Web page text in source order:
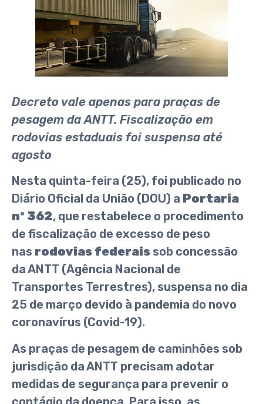
Decreto vale apenas para praças de
pesagem da ANTT. Fiscalização em
rodovias estaduais foi suspensa até
agosto
Nesta quinta-feira (25), foi publicado no
Diário Oficial da União (DOU) a Portaria
nº 362, que restabelece o procedimento
de fiscalização de excesso de peso
nas rodovias federais sob concessão
da ANTT (Agência Nacional de
Transportes Terrestres), suspensa no dia
25 de março devido à pandemia do novo
coronavírus (Covid-19).
As praças de pesagem de caminhões sob
jurisdição da ANTT precisam adotar
medidas de segurança para prevenir o